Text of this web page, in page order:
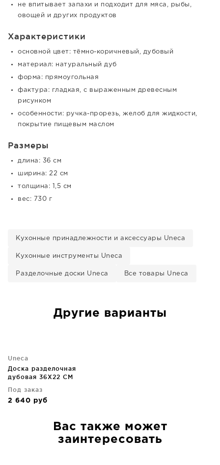
не впитывает запахи и подходит для мяса, рыбы,
овощей и других продуктов
Характеристики
основной цвет: тёмно-коричневый, дубовый
материал: натуральный дуб
форма: прямоугольная
фактура: гладкая, с выраженным древесным
рисунком
особенности: ручка-прорезь, желоб для жидкости,
покрытие пищевым маслом
Размеры
длина: 36 см
ширина: 22 см
толщина: 1,5 см
вес: 730 г
Кухонные принадлежности и аксессуары Uneca
Кухонные инструменты Uneca
Разделочные доски Uneca Все товары Uneca
Другие варианты
Uneca
Доска разделочная
дубовая 36X22 CM
Под заказ
2 640 руб
Вас также может
заинтересовать